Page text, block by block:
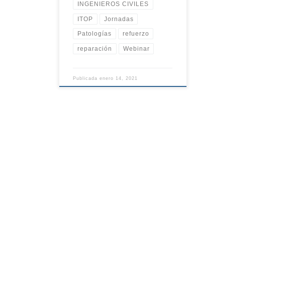
INGENIEROS CIVILES
ITOP Jornadas
Patologías refuerzo
reparación Webinar
Publicadaenero 14, 2021